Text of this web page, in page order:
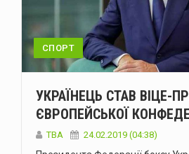
СПОРТ
УКРАЇНЕЦЬ СТАВ ВІЦЕ-
ЄВРОПЕЙСЬКОЇ
TBA 24.02.2019 (04:38)